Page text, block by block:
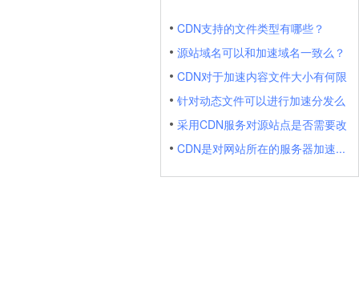
CDN支持的文件类型有哪些？
源站域名可以和加速域名一致么？
CDN对于加速内容文件大小有何限
针对动态文件可以进行加速分发么
采用CDN服务对源站点是否需要改
CDN是对网站所在的服务器加速...